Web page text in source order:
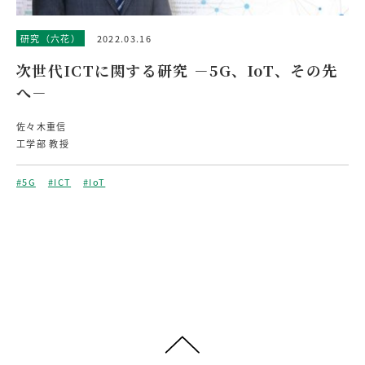
研究（六花） 2022.03.16
次世代ICTに関する研究 －5G、IoT、その先
へ－
佐々木重信
工学部 教授
#5G #ICT #IoT